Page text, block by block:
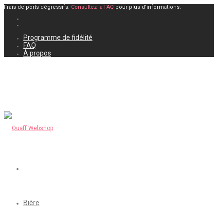
Frais de ports dégressifs. Consultez la FAQ pour plus d'informations.
Programme de fidélité
FAQ
À propos
Bière